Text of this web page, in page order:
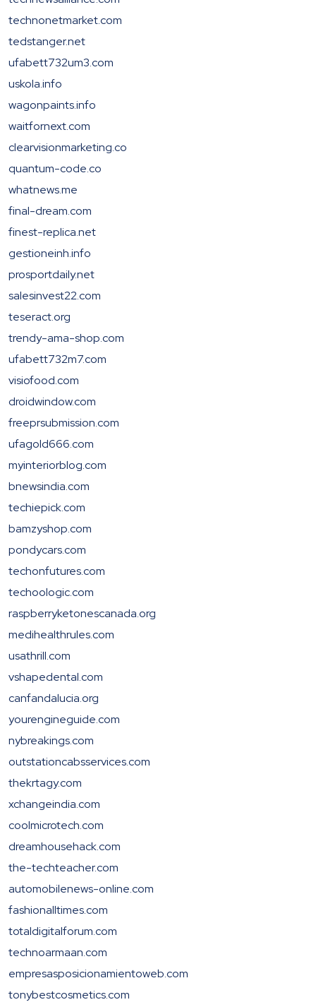
technonetmarket.com
tedstanger.net
ufabett732um3.com
uskola.info
wagonpaints.info
waitfornext.com
clearvisionmarketing.co
quantum-code.co
whatnews.me
final-dream.com
finest-replica.net
gestioneinh.info
prosportdaily.net
salesinvest22.com
teseract.org
trendy-ama-shop.com
ufabett732m7.com
visiofood.com
droidwindow.com
freeprsubmission.com
ufagold666.com
myinteriorblog.com
bnewsindia.com
techiepick.com
bamzyshop.com
pondycars.com
techonfutures.com
techoologic.com
raspberryketonescanada.org
medihealthrules.com
usathrill.com
vshapedental.com
canfandalucia.org
yourengineguide.com
nybreakings.com
outstationcabsservices.com
thekrtagy.com
xchangeindia.com
coolmicrotech.com
dreamhousehack.com
the-techteacher.com
automobilenews-online.com
fashionalltimes.com
totaldigitalforum.com
technoarmaan.com
empresasposicionamientoweb.com
tonybestcosmetics.com